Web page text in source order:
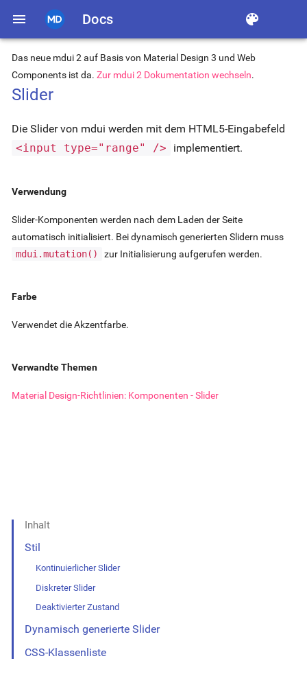
menu Docs color_lens
Das neue mdui 2 auf Basis von Material Design 3 und Web
Components ist da. Zur mdui 2 Dokumentation wechseln.
Slider
Die Slider von mdui werden mit dem HTML5-Eingabefeld
<input type="range" />
implementiert.
Verwendung
Slider-Komponenten werden nach dem Laden der Seite
automatisch initialisiert. Bei dynamisch generierten Slidern muss
mdui.mutation()
zur Initialisierung aufgerufen werden.
Farbe
Verwendet die Akzentfarbe.
Verwandte Themen
Material Design-Richtlinien: Komponenten - Slider
Inhalt
Stil
Kontinuierlicher Slider
Diskreter Slider
Deaktivierter Zustand
Dynamisch generierte Slider
CSS-Klassenliste